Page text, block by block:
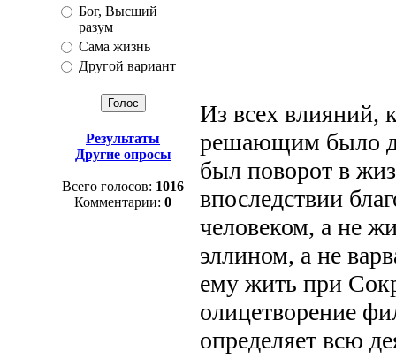
Бог, Высший
разум
Сама жизнь
Другой вариант
Результаты
Другие опросы
Всего голосов: 1016
Комментарии: 0
Из всех влияний,
решающим было
был поворот в
впоследствии
человеком, а не
эллином, а не
ему жить при
олицетворение
определяет всю